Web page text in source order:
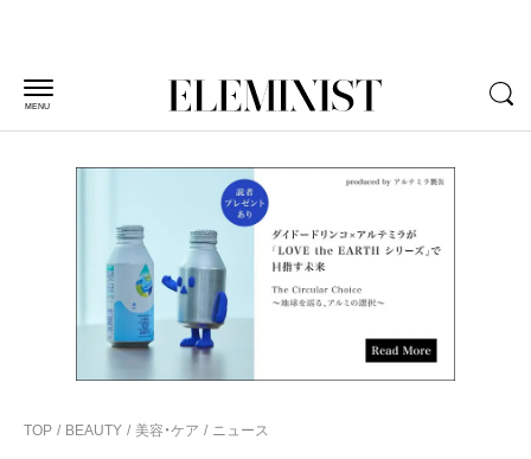
MENU
TOP BEAUTY 美容・ケア ニュース